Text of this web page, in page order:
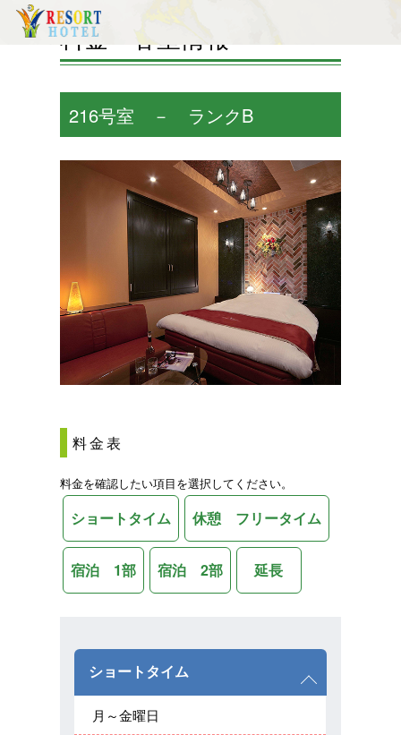
料金・客室情報
216号室 － ランクB
料金表
料金を確認したい項目を選択してください。
ショートタイム 休憩 フリータイム
宿泊 1部 宿泊 2部 延長
ショートタイム
月～金曜日